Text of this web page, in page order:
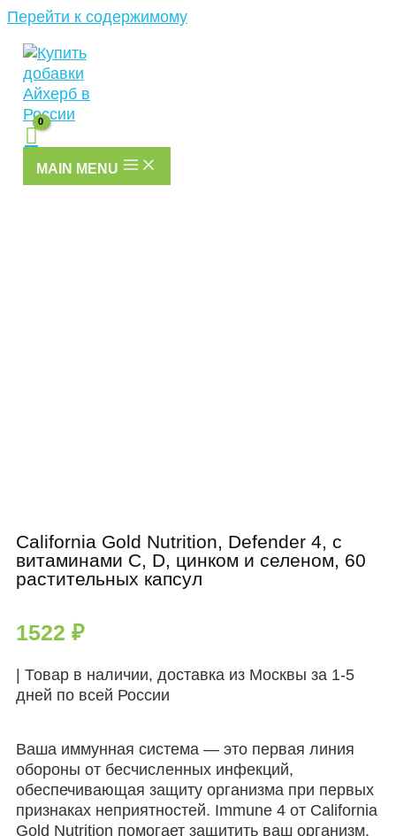
Перейти к содержимому
MAIN MENU
California Gold Nutrition, Defender 4, с
витаминами C, D, цинком и селеном, 60
растительных капсул
1522 ₽
| Товар в наличии, доставка из Москвы за 1-5
дней по всей России
Ваша иммунная система — это первая линия
обороны от бесчисленных инфекций,
обеспечивающая защиту организма при первых
признаках неприятностей. Immune 4 от California
Gold Nutrition помогает защитить ваш организм,